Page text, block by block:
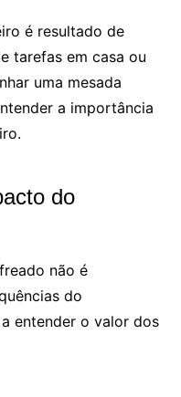
é resultado de
tarefas em casa ou
uma mesada
a importância
do
não é
do
entender o valor dos